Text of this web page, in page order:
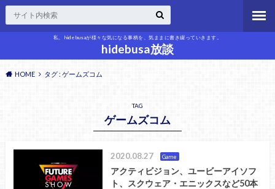
私、hidebusaが様々な気になる事柄を、気ままに書き綴っていきます。
hidebusa放談
HOME タグ : ゲームズコム
TAG
ゲームズコム
2020.08.27 Game
アクティビジョン、ユービーアイソフ
ト、スクウェア・エニックスなど50本